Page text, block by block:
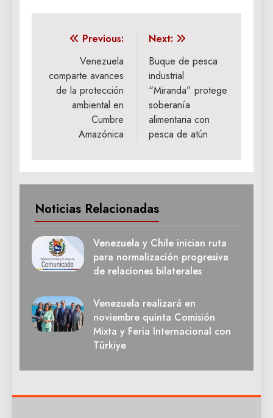
Navegación
entradas
Previous:
Venezuela
comparte avances
de la protección
ambiental en
Cumbre
Amazónica
Next:
Buque de pesca
industrial
“Miranda” protege
soberanía
alimentaria con
pesca de atún
Noticias Relacionadas
Venezuela y Chile inician ruta
para normalización progresiva
de relaciones bilaterales
Venezuela realizará en
noviembre quinta Comisión
Mixta y Feria Internacional con
Türkiye